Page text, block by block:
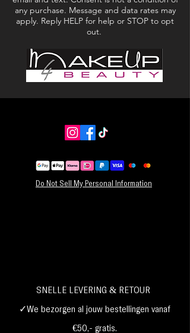
een meer all-over glans. U kunt ook uw
vingertoppen gebruiken om het gewenste effect
te creëren. NETTO GEWICHT: 0,05 oz / 1,4 g
any purchase. Message and data rates may
apply. Reply HELP for help or STOP to opt
out.
Do Not Sell My Personal Information
SNELLE LEVERING & RETOUR
✓We bezorgen al jouw bestellingen vanaf
€50,- gratis.